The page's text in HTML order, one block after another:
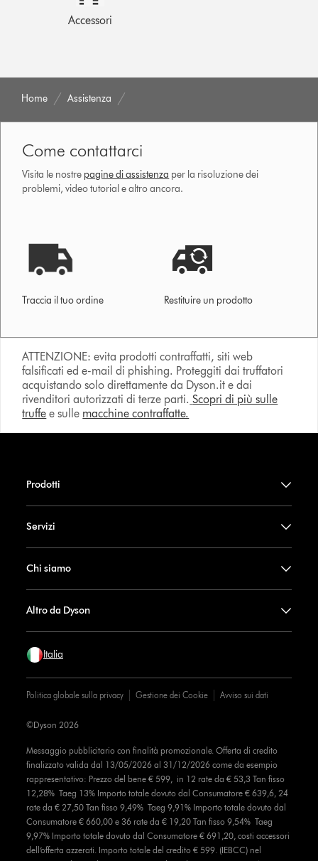
Accessori
Home Assistenza
Come contattarci
Visita le nostre pagine di assistenza per la risoluzione dei
problemi, video tutorial e altro ancora.
Traccia il tuo ordine Restituire un prodotto
ATTENZIONE: evita prodotti contraffatti, siti web
falsificati ed e-mail di phishing. Proteggiti dai truffatori
acquistando solo direttamente da Dyson.it e dai
rivenditori autorizzati di terze parti. Scopri di più sulle
truffe e sulle macchine contraffatte.
Prodotti
Servizi
Chi siamo
Altro da Dyson
Italia
Politica globale sulla privacy Gestione dei Cookie Avviso sui dati
Messaggio pubblicitario con finalità promozionale. Offerta di credito
finalizzato valida dal 13/05/2026 al 31/12/2026 come da esempio
rappresentativo: Prezzo del bene € 599, in 12 rate da € 53,3 Tan fisso
12,28% Taeg 13% Importo totale dovuto dal Consumatore € 639,6, 24
rate da € 27,50 Tan fisso 9,49% Taeg 9,91% Importo totale dovuto dal
Consumatore € 660,00 e 36 rate da € 19,20 Tan fisso 9,54% Taeg
9,97% Importo totale dovuto dal Consumatore € 691,20, costi accessori
dell’offerta azzerati. Importo totale del credito € 599. (IEBCC) nel
©Dyson 2026